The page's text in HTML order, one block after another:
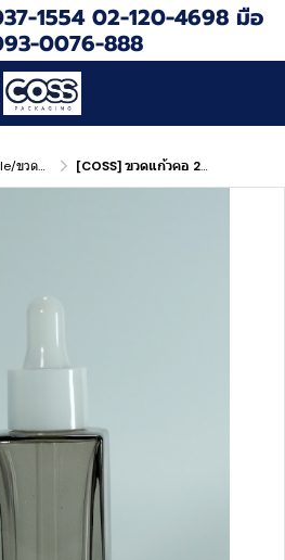
1554 02-120-4698 มือ
0076-888
อปเปอร์ [COSS] ขวดแก้วคอ 20 ( Glass Bottle Neck 20 ) รุ่นSK20SF ดรอปเปอร์ขนาด 30ml ใส่เซรั่ม น้ำหอม เอสเซ้นต์ ขวดแบ่ง ภาชนะ